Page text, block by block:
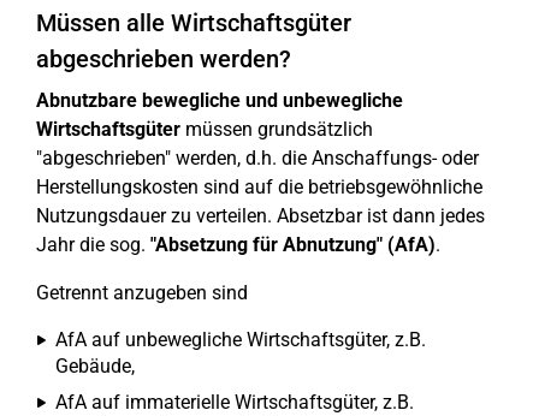
Müssen alle Wirtschaftsgüter
abgeschrieben werden?
Abnutzbare bewegliche und unbewegliche
Wirtschaftsgüter müssen grundsätzlich
"abgeschrieben" werden, d.h. die Anschaffungs- oder
Herstellungskosten sind auf die betriebsgewöhnliche
Nutzungsdauer zu verteilen. Absetzbar ist dann jedes
Jahr die sog. "Absetzung für Abnutzung" (AfA).
Getrennt anzugeben sind
AfA auf unbewegliche Wirtschaftsgüter, z.B.
Gebäude,
AfA auf immaterielle Wirtschaftsgüter, z.B.